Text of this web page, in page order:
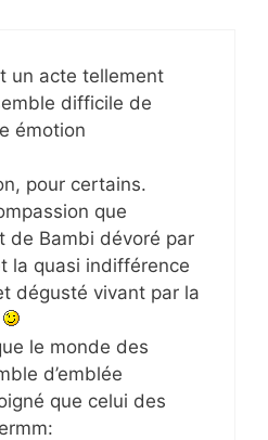
un acte tellement
difficile de
émotion
pour certains.
que
de Bambi dévoré par
la quasi indifférence
dégusté vivant par la
le monde des
d’emblée
que celui des